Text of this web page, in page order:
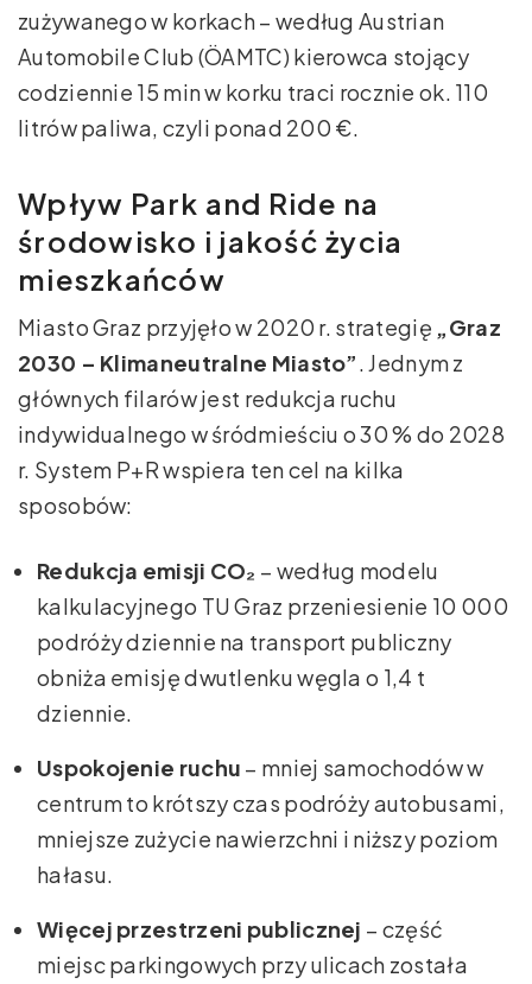
zużywanego w korkach – według Austrian
Automobile Club (ÖAMTC) kierowca stojący
codziennie 15 min w korku traci rocznie ok. 110
litrów paliwa, czyli ponad 200 €.
Wpływ Park and Ride na
środowisko i jakość życia
mieszkańców
Miasto Graz przyjęło w 2020 r. strategię „Graz
2030 – Klimaneutralne Miasto”. Jednym z
głównych filarów jest redukcja ruchu
indywidualnego w śródmieściu o 30 % do 2028
r. System P+R wspiera ten cel na kilka
sposobów:
Redukcja emisji CO₂ – według modelu
kalkulacyjnego TU Graz przeniesienie 10 000
podróży dziennie na transport publiczny
obniża emisję dwutlenku węgla o 1,4 t
dziennie.
Uspokojenie ruchu – mniej samochodów w
centrum to krótszy czas podróży autobusami,
mniejsze zużycie nawierzchni i niższy poziom
hałasu.
Więcej przestrzeni publicznej – część
miejsc parkingowych przy ulicach została